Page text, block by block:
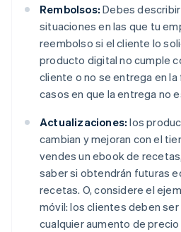
Rembolsos: Debes
situaciones en las que tu
reembolso si el cliente lo
producto digital no cumple
cliente o no se entrega en
casos en que la entrega no
Actualizaciones: los
cambian y mejoran con el
vendes un ebook de
saber si obtendrán futuras
recetas. O, considere el
móvil: los clientes deben
cualquier aumento de